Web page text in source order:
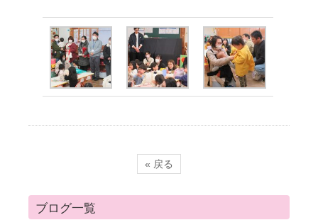
« 戻る
ブログ一覧